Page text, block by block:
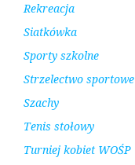
Rekreacja
Siatkówka
Sporty szkolne
Strzelectwo sportowe
Szachy
Tenis stołowy
Turniej kobiet WOŚP